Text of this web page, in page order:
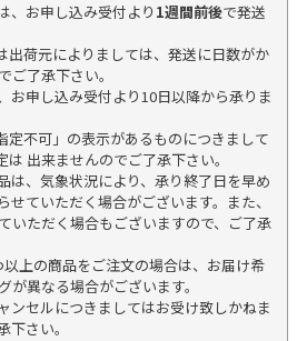
、お申し込み受付より 1週間前後で発送
荷元によりましては、発送に日数がか
ご了承下さい。
お申し込み受付より10日以降から承りま
定不可」の表示があるものにつきまして
出来ませんのでご了承下さい。
は、気象状況により、承り終了日を早め
せていただく場合がございます。また、
いただく場合もございますので、ご了承
上の商品をご注文の場合は、お届け希
異なる場合がございます。
ンセルにつきましてはお受け致しかねま
さい。